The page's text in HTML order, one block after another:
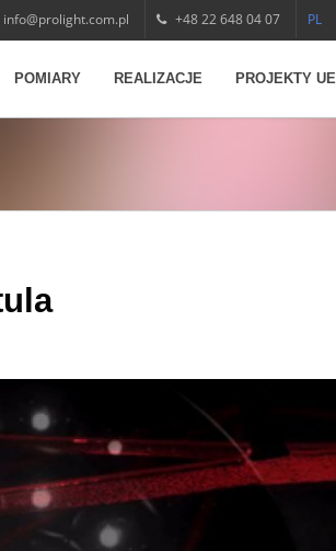
info@prolight.com.pl +48 22 648 04 07 PL
POMIARY REALIZACJE PROJEKTY UE